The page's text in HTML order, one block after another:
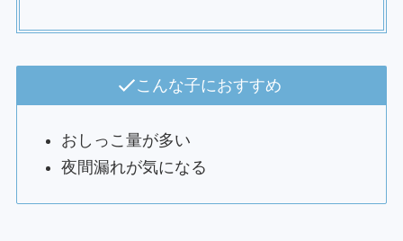
こんな子におすすめ
おしっこ量が多い
夜間漏れが気になる